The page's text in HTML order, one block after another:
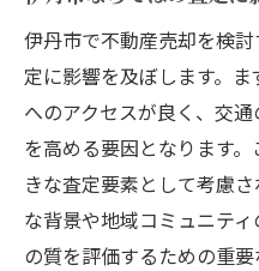
伊丹市で不動産売却を検
定に影響を及ぼします。
へのアクセスが良く、交
を高める要因となります
きな査定要素として考慮
な背景や地域コミュニテ
の質を評価するための重